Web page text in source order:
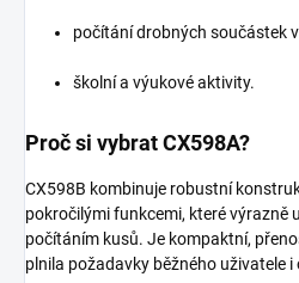
počítání drobných součástek
školní a výukové aktivity.
Proč si vybrat CX598A?
CX598B kombinuje robustní
pokročilými funkcemi, které výrazně
počítáním kusů. Je kompaktní,
plnila požadavky běžného uživatele